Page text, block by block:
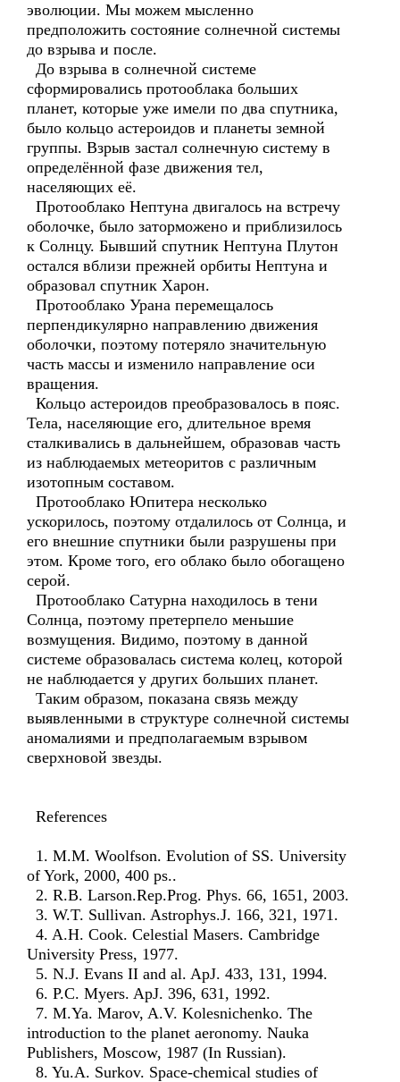
эволюции. Мы можем мысленно
предположить состояние солнечной системы
до взрыва и после.
До взрыва в солнечной системе
сформировались протооблака больших
планет, которые уже имели по два спутника,
было кольцо астероидов и планеты земной
группы. Взрыв застал солнечную систему в
определённой фазе движения тел,
населяющих её.
Протооблако Нептуна двигалось на встречу
оболочке, было заторможено и приблизилось
к Солнцу. Бывший спутник Нептуна Плутон
остался вблизи прежней орбиты Нептуна и
образовал спутник Харон.
Протооблако Урана перемещалось
перпендикулярно направлению движения
оболочки, поэтому потеряло значительную
часть массы и изменило направление оси
вращения.
Кольцо астероидов преобразовалось в пояс.
Тела, населяющие его, длительное время
сталкивались в дальнейшем, образовав часть
из наблюдаемых метеоритов с различным
изотопным составом.
Протооблако Юпитера несколько
ускорилось, поэтому отдалилось от Солнца, и
его внешние спутники были разрушены при
этом. Кроме того, его облако было обогащено
серой.
Протооблако Сатурна находилось в тени
Солнца, поэтому претерпело меньшие
возмущения. Видимо, поэтому в данной
системе образовалась система колец, которой
не наблюдается у других больших планет.
Таким образом, показана связь между
выявленными в структуре солнечной системы
аномалиями и предполагаемым взрывом
сверхновой звезды.
References
1. M.M. Woolfson. Evolution of SS. University
of York, 2000, 400 ps..
2. R.B. Larson.Rep.Prog. Phys. 66, 1651, 2003.
3. W.T. Sullivan. Astrophys.J. 166, 321, 1971.
4. A.H. Cook. Celestial Masers. Cambridge
University Press, 1977.
5. N.J. Evans II and al. ApJ. 433, 131, 1994.
6. P.C. Myers. ApJ. 396, 631, 1992.
7. M.Ya. Marov, A.V. Kolesnichenko. The
introduction to the planet aeronomy. Nauka
Publishers, Moscow, 1987 (In Russian).
8. Yu.A. Surkov. Space-chemical studies of